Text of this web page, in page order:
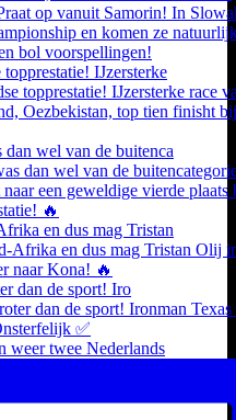
IJzersterke
wel van de buitenca
en dus mag Tristan
dan de sport! Iro
weer twee Nederlands